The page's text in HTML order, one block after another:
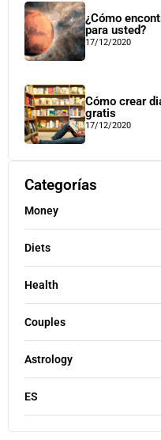
¿Cómo
para usted?
17/12/2020
Cómo crear
gratis
17/12/2020
Categorías
Money
Diets
Health
Couples
Astrology
ES